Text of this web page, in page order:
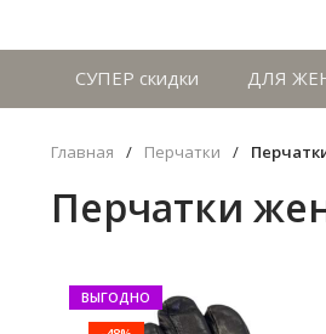
СУПЕР скидки ДЛЯ
Главная / Перчатки /
Перчатки
ВЫГОДНО